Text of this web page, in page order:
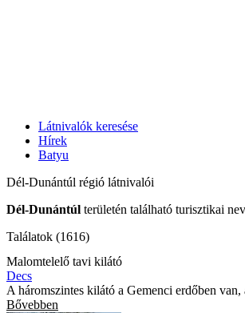
Látnivalók keresése
Hírek
Batyu
Dél-Dunántúl régió látnivalói
Dél-Dunántúl területén található turisztikai
Találatok (1616)
Malomtelelő tavi kilátó
Decs
A háromszintes kilátó a Gemenci erdőben
Bővebben